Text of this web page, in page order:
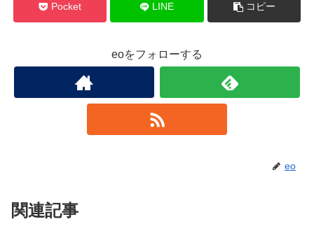
Pocket LINE コピー
eoをフォローする
eo
関連記事